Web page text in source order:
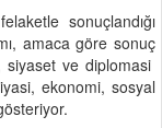
sonuçlandığı
amaca göre sonuç
siyaset ve diplomasi
ekonomi, sosyal